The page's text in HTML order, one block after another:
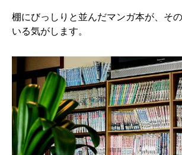
棚にびっしりと並んだマンガ本が、そ
いる気がします。